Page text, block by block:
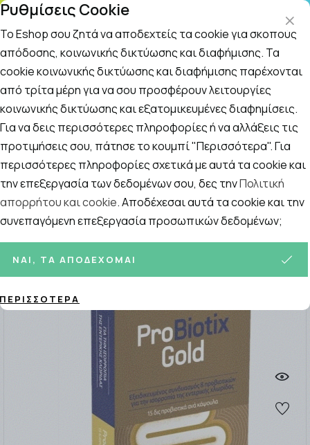
ΤΗΛΕΦΩΝΙΚΟ ΚΕΝΤΡΟ: Δευτ.-Παρασκευή 09:00-14:00 και Σάββατο
09:00-14:00
Αναζήτηση
Αρχική / Εταιρίες / Quest
Quest
Ταξινόμηση Προβολή
24ΠΡΟΪΌΝΤΑ
Ρυθμίσεις Cookie
Το Eshop σου ζητά να αποδεχτείς τα cookie για σκοπούς
απόδοσης, κοινωνικής δικτύωσης και διαφήμισης. Τα
cookie κοινωνικής δικτύωσης και διαφήμισης παρέχονται
από τρίτα μέρη για να σου προσφέρουν λειτουργίες
κοινωνικής δικτύωσης και εξατομικευμένες διαφημίσεις.
Για να δεις περισσότερες πληροφορίες ή να αλλάξεις τις
προτιμήσεις σου, πάτησε το κουμπί "Περισσότερα". Για
περισσότερες πληροφορίες σχετικά με αυτά τα cookie και
την επεξεργασία των δεδομένων σου, δες τηνΠολιτική
απορρήτου και cookie. Αποδέχεσαι αυτά τα cookie και την
συνεπαγόμενη επεξεργασία προσωπικών δεδομένων;
ΝΑΙ, ΤΑ ΑΠΟΔΈΧΟΜΑΙ
ΠΕΡΙΣΣΌΤΕΡΑ